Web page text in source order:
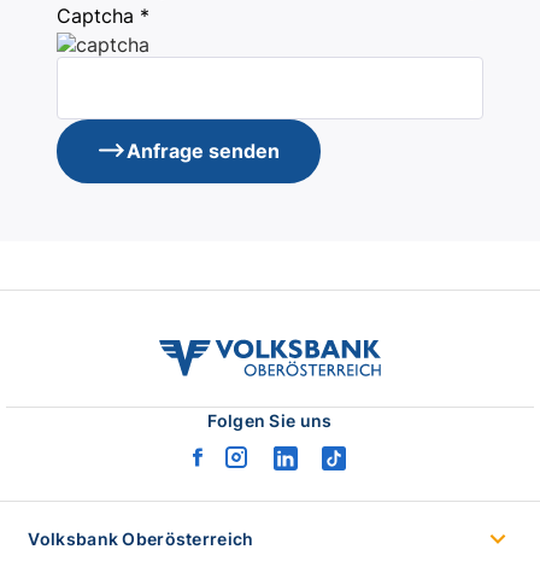
Captcha *
Anfrage senden
volksbank
ooe
Folgen Sie uns
facebook
instagram
linkedintiktok
Volksbank Oberösterreich